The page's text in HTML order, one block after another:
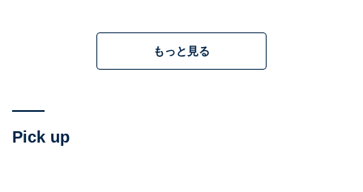
迫」していた。トランプ氏は、当時の選挙戦でライバル
だったジョー・バイデン大統領が、息子のハンター氏と
もっと見る
Pick up